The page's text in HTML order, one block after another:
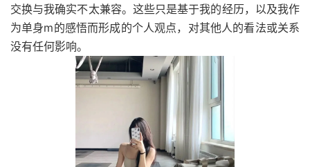
交换与我确实不太兼容。这些只是基于我的经历，以及我作
为单身m的感悟而形成的个人观点，对其他人的看法或关系
没有任何影响。